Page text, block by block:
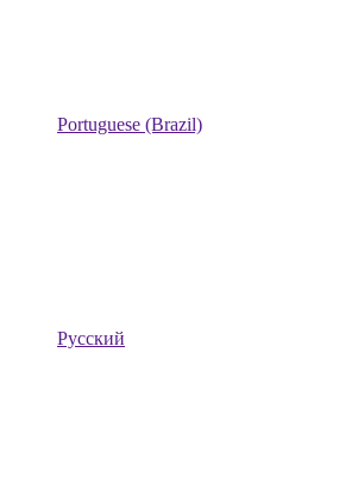
Portuguese (Brazil)
Русский